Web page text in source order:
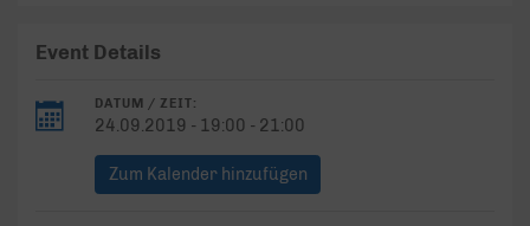
Event Details
DATUM / ZEIT:
24.09.2019 - 19:00 - 21:00
Zum Kalender hinzufügen